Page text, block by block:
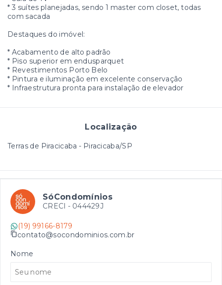
* 3 suítes planejadas, sendo 1 master com closet, todas
com sacada
Destaques do imóvel:
* Acabamento de alto padrão
* Piso superior em endusparquet
* Revestimentos Porto Belo
* Pintura e iluminação em excelente conservação
* Infraestrutura pronta para instalação de elevador
Localização
Terras de Piracicaba - Piracicaba/SP
SóCondomínios
CRECI - 044429J
(19) 99166-8179
contato@socondominios.com.br
Nome